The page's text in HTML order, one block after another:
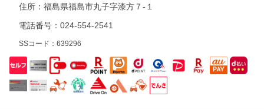
住所： 福島県福島市丸子字漆方７-１
電話番号：024-554-2541
SSコード：639296